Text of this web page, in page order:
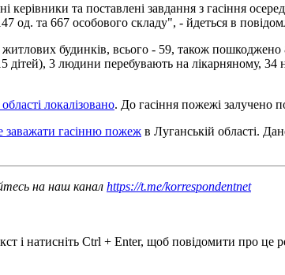
керівники та поставлені завдання з гасіння
од. та 667 особового складу", - йдеться в
будинків, всього - 59, також пошкоджено
дітей), 3 людини перебувають на лікарняному,
локалізовано. До гасіння пожежі залучено
заважати гасінню пожеж в Луганській області.
на наш канал https://t.me/korrespondentnet
і натисніть Ctrl + Enter, щоб повідомити про це